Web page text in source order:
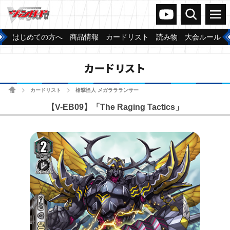
ヴァンガードch
検索 メニュー
はじめての方へ 商品情報 カードリスト 読み物 大会ルール
カードリスト
ホームカードリスト 槍撃怪人 メガララランサー
【V-EB09】「The Raging Tactics」